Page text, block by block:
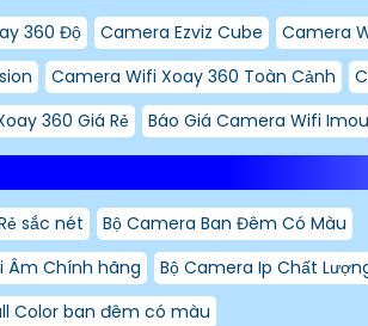
360 Độ Camera Ezviz Cube
Camera
Camera Wifi Xoay 360 Toàn Cảnh
360 Giá Rẻ
Báo Giá Camera Wifi Imou
sắc nét
Bộ Camera Ban Đêm Có Màu
Âm Chính hãng
Bộ Camera Ip Chất
Color ban đêm có màu